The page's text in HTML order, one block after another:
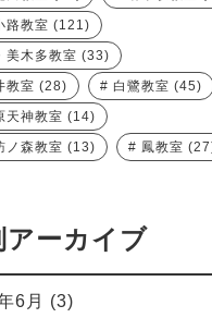
路教室 (121)
美木多教室 (33)
教室 (28) 白鷺教室 (45)
天神教室 (14)
ノ森教室 (13) 鳳教室
アーカイブ
6月
(3)